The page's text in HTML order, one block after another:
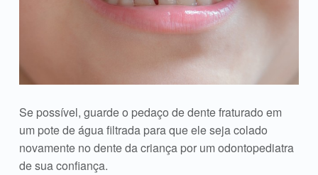
Se possível, guarde o pedaço de dente fraturado em
um pote de água filtrada para que ele seja colado
novamente no dente da criança por um odontopediatra
de sua confiança.